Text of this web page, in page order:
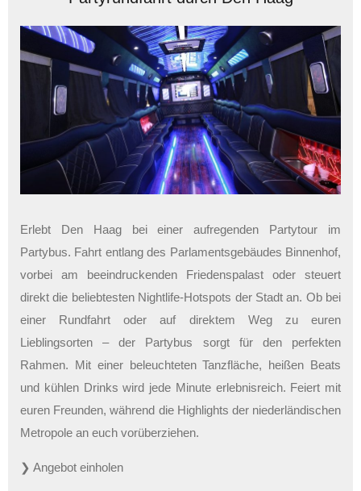
Erlebt Den Haag bei einer aufregenden Partytour im
Partybus. Fahrt entlang des Parlamentsgebäudes Binnenhof,
vorbei am beeindruckenden Friedenspalast oder steuert
direkt die beliebtesten Nightlife-Hotspots der Stadt an. Ob bei
einer Rundfahrt oder auf direktem Weg zu euren
Lieblingsorten – der Partybus sorgt für den perfekten
Rahmen. Mit einer beleuchteten Tanzfläche, heißen Beats
und kühlen Drinks wird jede Minute erlebnisreich. Feiert mit
euren Freunden, während die Highlights der niederländischen
Metropole an euch vorüberziehen.
❯ Angebot einholen